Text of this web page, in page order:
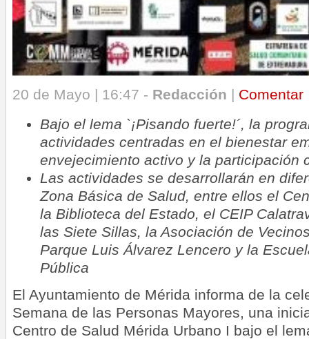
20 de Mayo | 16:47 - Redacción | Comentar
Bajo el lema `¡Pisando fuerte!´, la
actividades centradas en el bienestar
envejecimiento activo y la participación
Las actividades se desarrollarán en
Zona Básica de Salud, entre ellos el
la Biblioteca del Estado, el CEIP
las Siete Sillas, la Asociación de
Parque Luis Álvarez Lencero y la
Pública
El Ayuntamiento de Mérida informa de la
Semana de las Personas Mayores, una
Centro de Salud Mérida Urbano I bajo el